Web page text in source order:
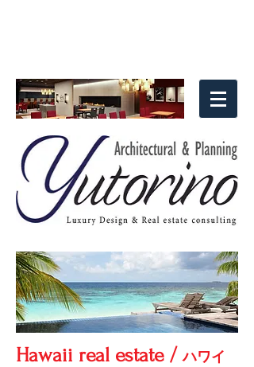
Hawaii real estate /ハワイ